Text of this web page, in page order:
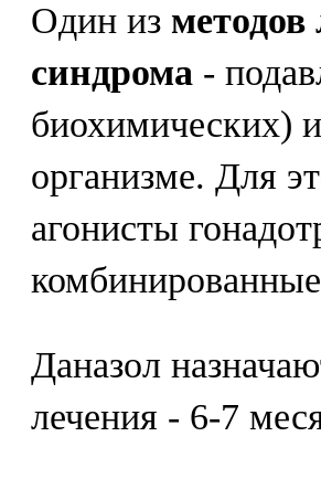
Один из методов
синдрома -
биохимических)
организме. Для
агонисты
Даназол
лечения - 6-7